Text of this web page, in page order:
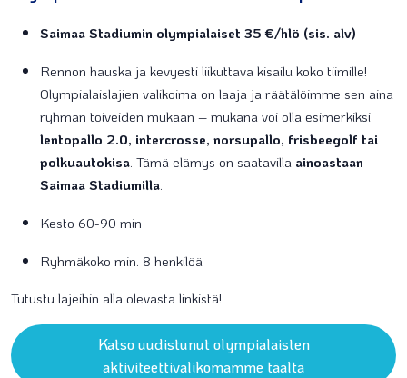
Saimaa Stadiumin olympialaiset 35 €/hlö (sis. alv)
Rennon hauska ja kevyesti liikuttava kisailu koko tiimille!
Olympialaislajien valikoima on laaja ja räätälöimme sen aina
ryhmän toiveiden mukaan – mukana voi olla esimerkiksi
lentopallo 2.0, intercrosse, norsupallo, frisbeegolf tai
polkuautokisa. Tämä elämys on saatavilla ainoastaan
Saimaa Stadiumilla.
Kesto 60-90 min
Ryhmäkoko min. 8 henkilöä
Tutustu lajeihin alla olevasta linkistä!
Katso uudistunut olympialaisten
aktiviteettivalikomamme täältä